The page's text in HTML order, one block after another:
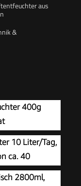
aus
&
400g
&
12er Set
10 Liter/Tag,
ca. 40
2800ml,